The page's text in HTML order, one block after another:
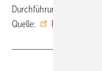
Durchführung des
Quelle:
Fachverband